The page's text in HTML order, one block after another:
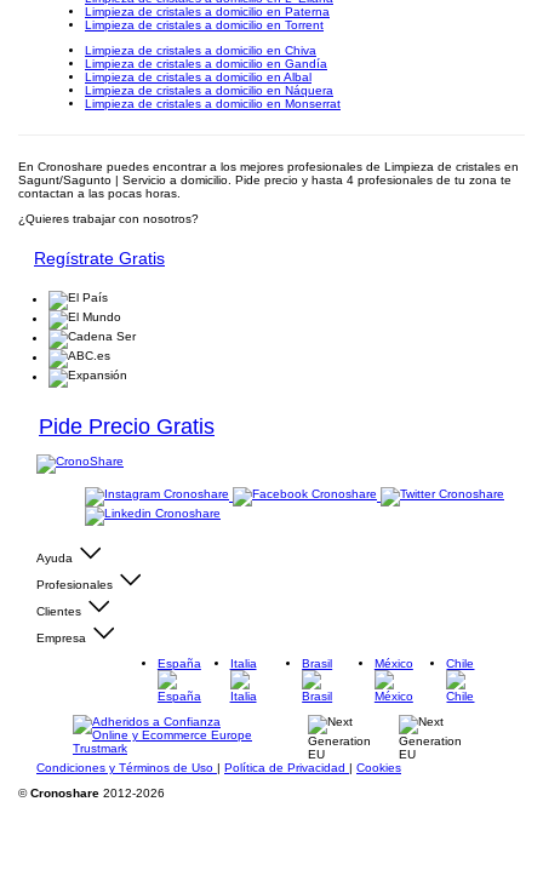
Limpieza de cristales a domicilio en Paterna
Limpieza de cristales a domicilio en Torrent
Limpieza de cristales a domicilio en Chiva
Limpieza de cristales a domicilio en Gandía
Limpieza de cristales a domicilio en Albal
Limpieza de cristales a domicilio en Náquera
Limpieza de cristales a domicilio en Monserrat
En Cronoshare puedes encontrar a los mejores profesionales de Limpieza de cristales en
Sagunt/Sagunto | Servicio a domicilio. Pide precio y hasta 4 profesionales de tu zona te
contactan a las pocas horas.
¿Quieres trabajar con nosotros?
Regístrate Gratis
Pide Precio Gratis
Ayuda
Profesionales
Clientes
Empresa
España
Italia Brasil México Chile
Condiciones y Términos de Uso | Política de Privacidad | Cookies
©Cronoshare 2012-2026